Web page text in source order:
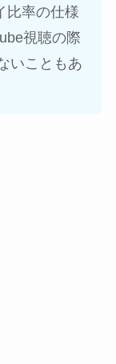
比率の仕様
視聴の際
いこともあ